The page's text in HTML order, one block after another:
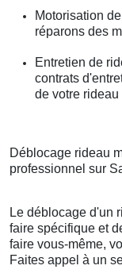
Motorisation
réparons des
Entretien de
contrats
de votre
Déblocage rideau
professionnel sur
Le déblocage d'un
faire spécifique et
faire vous-même,
Faites appel à un